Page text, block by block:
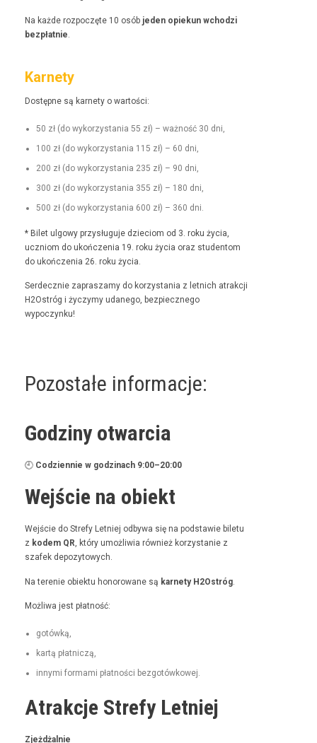
Na każde rozpoczęte 10 osób jeden opiekun wchodzi
bezpłat­nie.
Karnety
Dostęp­ne są kar­ne­ty o wartości:
50 zł (do wyko­rzys­ta­nia 55 zł) – ważność 30 dni,
100 zł (do wyko­rzys­ta­nia 115 zł) – 60 dni,
200 zł (do wyko­rzys­ta­nia 235 zł) – 90 dni,
300 zł (do wyko­rzys­ta­nia 355 zł) – 180 dni,
500 zł (do wyko­rzys­ta­nia 600 zł) – 360 dni.
* Bilet ulgo­wy przysługu­je dzieciom od 3. roku życia,
uczniom do ukończenia 19. roku życia oraz stu­den­tom
do ukończenia 26. roku życia.
Serdecznie zaprasza­my do korzys­ta­nia z let­nich atrakcji
H2Ostróg i życzymy udanego, bez­piecznego
wypoczynku!
Pozostałe informacje:
Godziny otwarcia
🕘 Codzi­en­nie w godz­i­nach 9:00–20:00
Wejście na obiekt
Wejś­cie do Stre­fy Let­niej odby­wa się na pod­staw­ie bile­tu
z kodem QR, który umożli­wia również korzys­tanie z
szafek depozytowych.
Na tere­nie obiek­tu hon­orowane są kar­ne­ty H2Ostróg
Możli­wa jest płatność:
gotówką,
kartą płat­niczą,
inny­mi for­ma­mi płat­noś­ci bezgotówkowej.
Atrakcje Strefy Letniej
Zjeżdżal­nie